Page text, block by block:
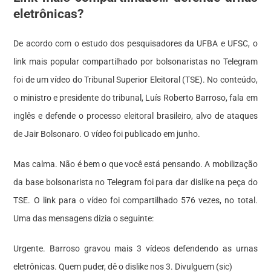
eletrônicas?
De acordo com o estudo dos pesquisadores da UFBA e UFSC, o
link mais popular compartilhado por bolsonaristas no Telegram
foi de um vídeo do Tribunal Superior Eleitoral (TSE). No conteúdo,
o ministro e presidente do tribunal, Luís Roberto Barroso, fala em
inglês e defende o processo eleitoral brasileiro, alvo de ataques
de Jair Bolsonaro. O vídeo foi publicado em junho.
Mas calma. Não é bem o que você está pensando. A mobilização
da base bolsonarista no Telegram foi para dar dislike na peça do
TSE. O link para o vídeo foi compartilhado 576 vezes, no total.
Uma das mensagens dizia o seguinte:
Urgente. Barroso gravou mais 3 vídeos defendendo as urnas
eletrônicas. Quem puder, dê o dislike nos 3. Divulguem (sic)